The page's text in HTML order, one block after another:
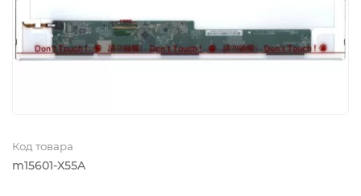
Код товара
m15601-X55A